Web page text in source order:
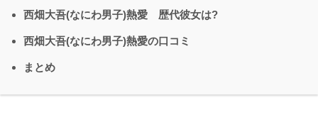
西畑大吾(なにわ男子)熱愛 歴代彼女は?
西畑大吾(なにわ男子)熱愛の口コミ
まとめ